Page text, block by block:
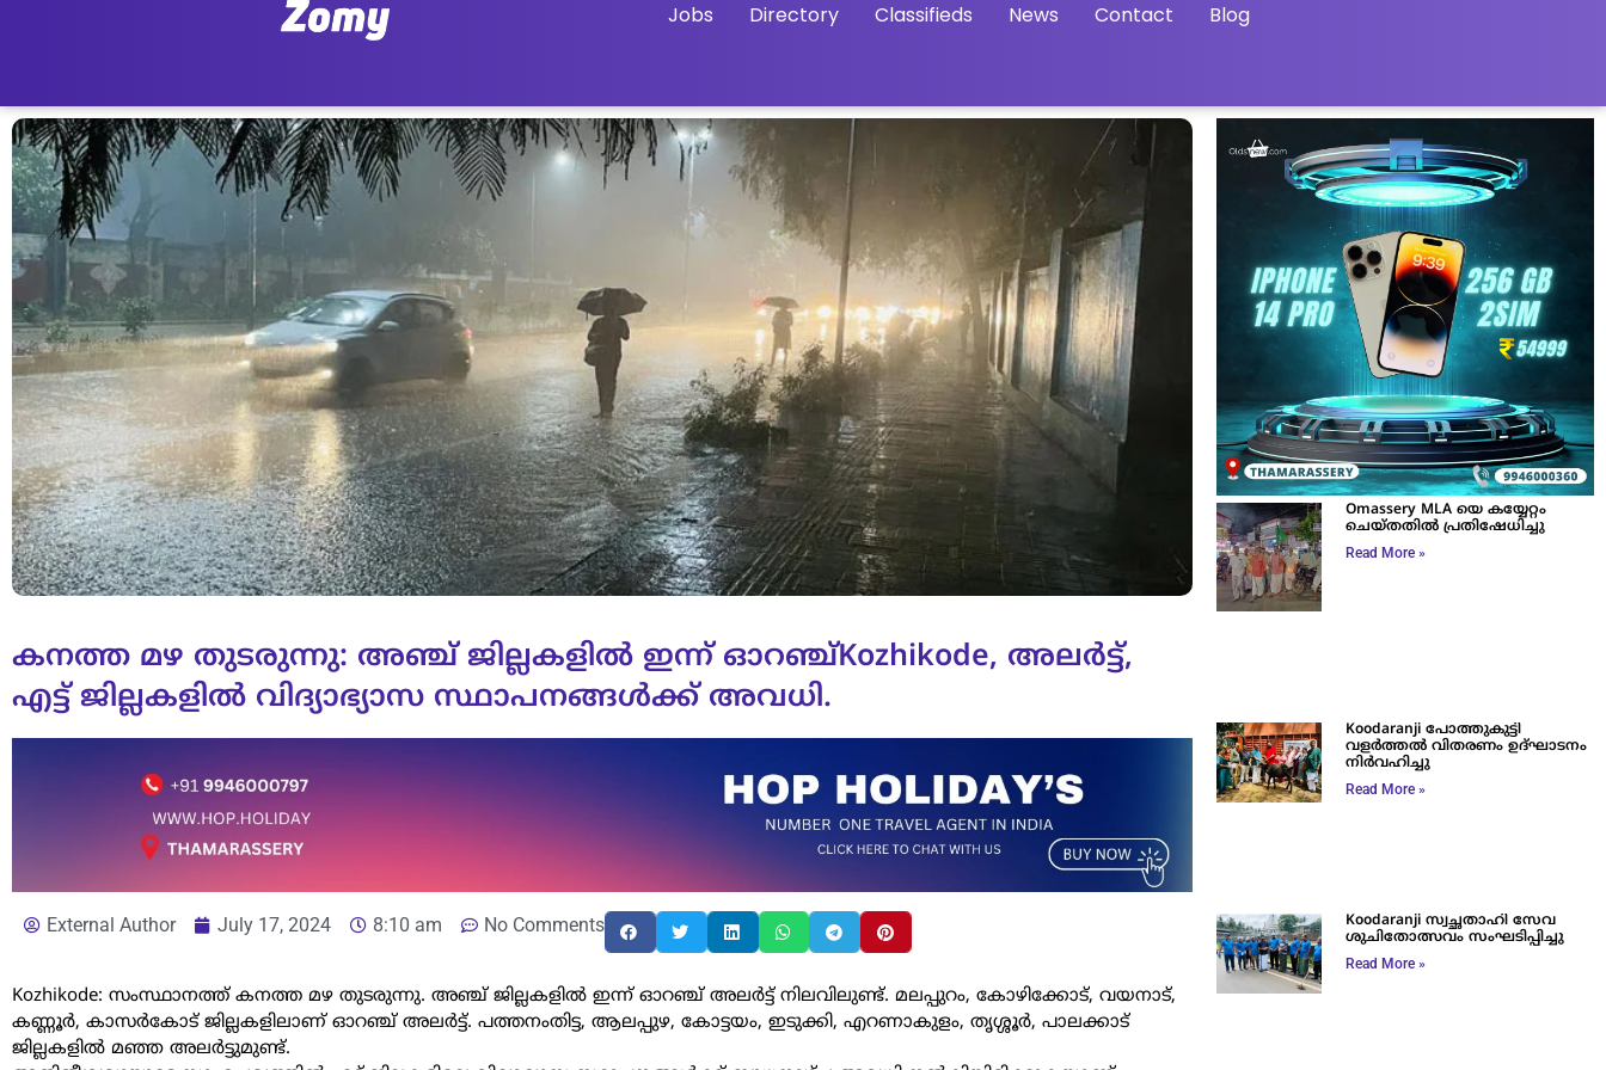
Jobs Directory Classifieds News Contact Blog
കനത്ത മഴ തുടരുന്നു: അഞ്ച് ജില്ലകളിൽ ഇന്ന് ഓറഞ്ച്Kozhikode, അലർട്ട്,
എട്ട് ജില്ലകളിൽ വിദ്യാഭ്യാസ സ്ഥാപനങ്ങൾക്ക് അവധി.
External Author July 17, 2024 8:10 am No Comments
Kozhikode: സംസ്ഥാനത്ത് കനത്ത മഴ തുടരുന്നു. അഞ്ച് ജില്ലകളിൽ ഇന്ന് ഓറഞ്ച് അലർട്ട് നിലവിലുണ്ട്. മലപ്പുറം, കോഴിക്കോട്, വയനാട്,
കണ്ണൂർ, കാസർകോട് ജില്ലകളിലാണ് ഓറഞ്ച് അലർട്ട്. പത്തനംതിട്ട, ആലപ്പുഴ, കോട്ടയം, ഇടുക്കി, എറണാകുളം, തൃശ്ശൂർ, പാലക്കാട്
ജില്ലകളിൽ മഞ്ഞ അലർട്ടുമുണ്ട്.
Omassery MLA യെ കയ്യേറ്റം
ചെയ്തതിൽ പ്രതിഷേധിച്ചു
Read More »
Koodaranji പോത്തുകുട്ടി
വളർത്തൽ വിതരണം ഉദ്ഘാടനം
നിർവഹിച്ചു
Read More »
Koodaranji സ്വച്ഛതാഹി സേവ
ശുചിതോത്സവം സംഘടിപ്പിച്ചു
Read More »